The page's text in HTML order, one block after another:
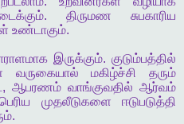
. திருமண
சுபகாரிய
உண்டாகும்.
இருக்கும்.குடும்பத்தில்
வருகையால் மகிழ்ச்சி
தரும்
, ஆபரணம் வாங்குவதில் ஆர்வம்
முதலீடுகளை
ஈடுபடுத்தி
.